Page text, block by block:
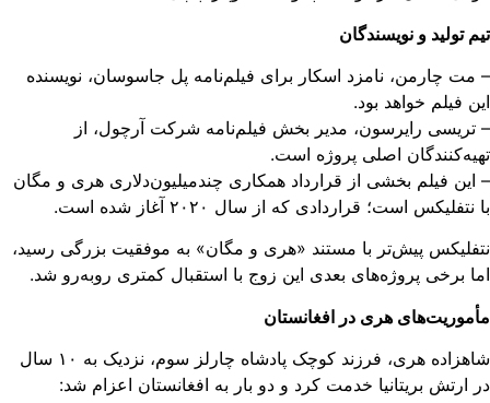
تولید و نویسندگان
مت چارمن، نامزد اسکار برای فیلم‌نامه پل جاسوسان، نویسنده
فیلم خواهد بود.
تریسی رایرسون، مدیر بخش فیلم‌نامه شرکت آرچول، از
اصلی پروژه است.
این فیلم بخشی از قرارداد همکاری چندمیلیون‌دلاری هری و مگان
نتفلیکس است؛ قراردادی که از سال ۲۰۲۰ آغاز شده است.
پیش‌تر با مستند «هری و مگان» به موفقیت بزرگی رسید،
برخی پروژه‌های بعدی این زوج با استقبال کمتری روبه‌رو شد.
هری در افغانستان
شاهزاده هری، فرزند کوچک پادشاه چارلز سوم، نزدیک به ۱۰ سال
ارتش بریتانیا خدمت کرد و دو بار به افغانستان اعزام شد: